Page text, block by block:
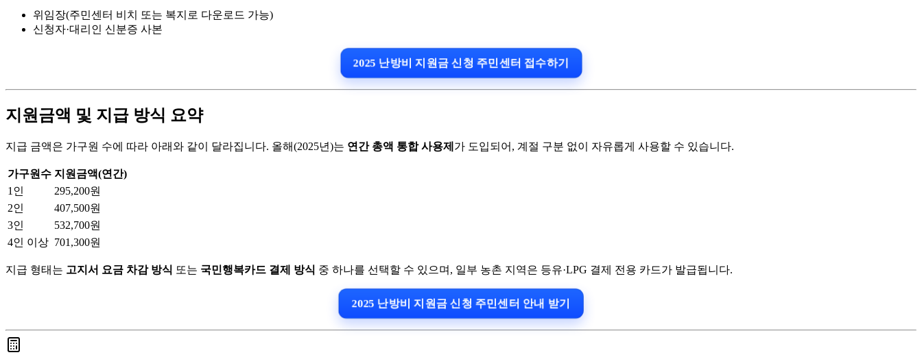
위임장(주민센터 비치 또는 복지로 다운로드 가능)
신청자·대리인 신분증 사본
2025 난방비 지원금 신청 주민센터 접수하기
지원금액 및 지급 방식 요약
지급 금액은 가구원 수에 따라 아래와 같이 달라집니다. 올해(2025년)는 연간 총액 통합 사용제 가 도입되어, 계절 구분 없이 자유롭게 사용할 수 있습니다.
가구원수 지원금액(연간)
1인
295,200원
2인
407,500원
3인
532,700원
4인 이상 701,300원
지급 형태는 고지서 요금 차감 방식 또는 국민행복카드 결제 방식 중 하나를 선택할 수 있으며, 일부 농촌 지역은 등유·LPG 결제 전용 카드가 발급됩니다.
2025 난방비 지원금 신청 주민센터 안내 받기